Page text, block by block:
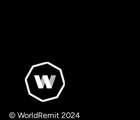
© WorldRemit 2024